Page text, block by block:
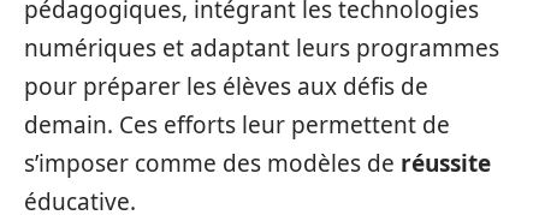
pédagogiques, intégrant les technologies
numériques et adaptant leurs programmes
pour préparer les élèves aux défis de
demain. Ces efforts leur permettent de
s’imposer comme des modèles de réussite
éducative.